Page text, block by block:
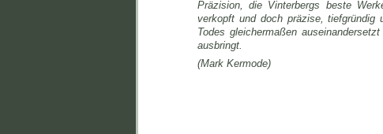
Präzision, die Vinterbergs beste
verkopft und doch präzise,
Todes gleichermaßen
ausbringt.
(Mark Kermode)